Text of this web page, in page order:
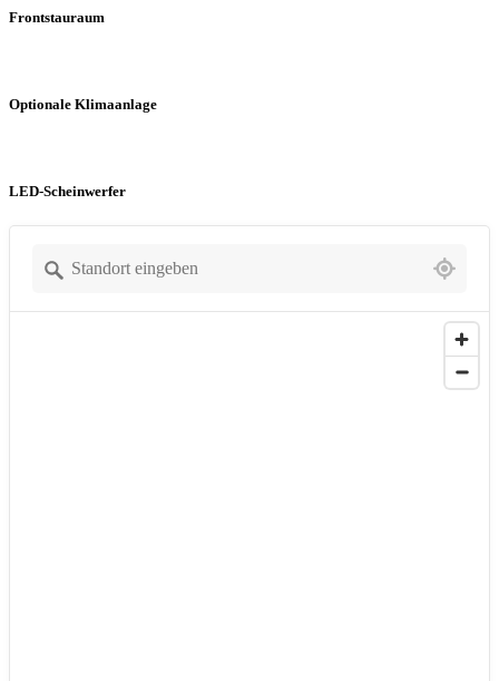
Frontstauraum
Optionale Klimaanlage
LED-Scheinwerfer